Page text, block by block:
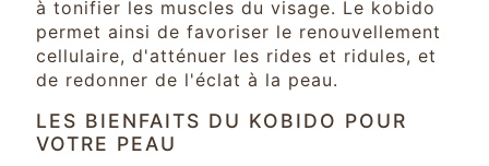
à tonifier les muscles du visage. Le kobido
permet ainsi de favoriser le renouvellement
cellulaire, d'atténuer les rides et ridules, et
de redonner de l'éclat à la peau.
LES BIENFAITS DU KOBIDO POUR
VOTRE PEAU